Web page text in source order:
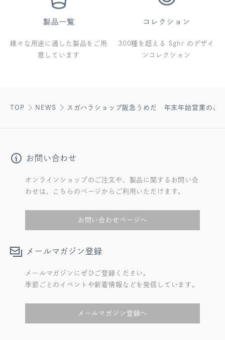
様々な用途に適した製品をご用
意しています
300種を超える Sghr のデザイ
ンコレクション
TOP NEWS スガハラショップ阪急うめだ 年末年始営業のご
お問い合わせ
オンラインショップのご注文や、製品に関するお問い合
わせは、こちらのページからご利用いただけます。
お問い合わせページへ
メールマガジン登録
メールマガジンにぜひご登録ください。
季節ごとのイベントや新着情報などを発信しています。
メールマガジン登録へ